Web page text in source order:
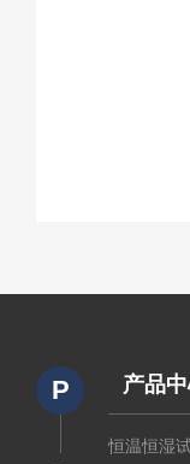
P 产品
恒温恒湿